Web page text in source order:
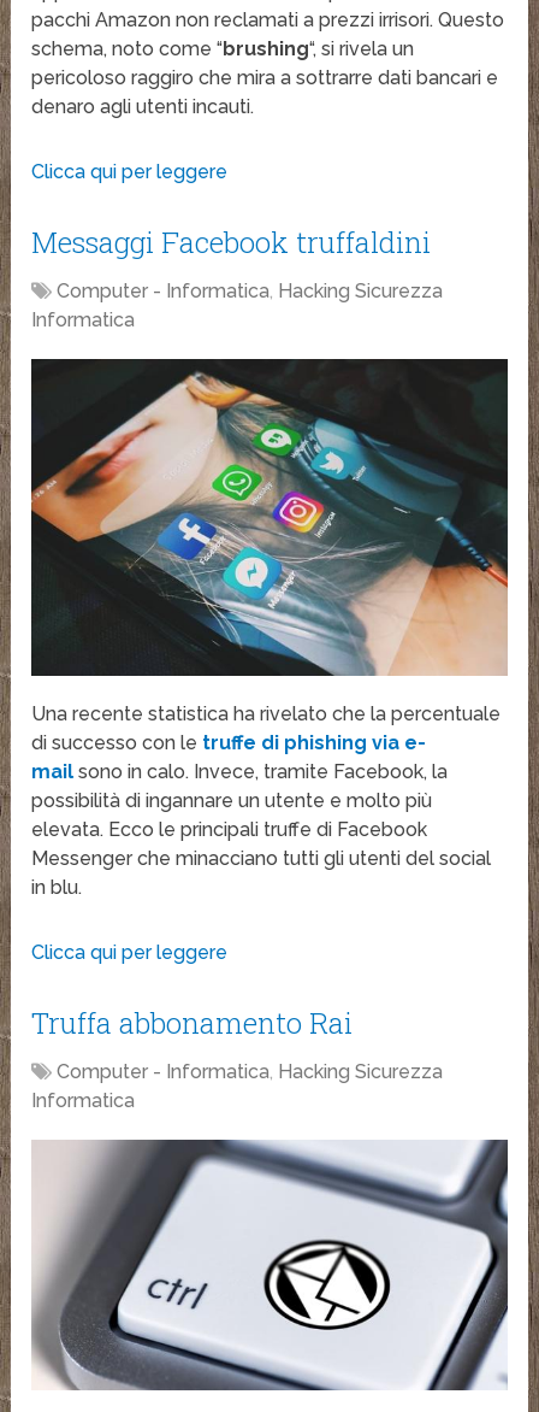
pacchi Amazon non reclamati a prezzi irrisori. Questo
schema, noto come “brushing“, si rivela un
pericoloso raggiro che mira a sottrarre dati bancari e
denaro agli utenti incauti.
Clicca qui per leggere
Messaggi Facebook truffaldini
Computer - Informatica, Hacking Sicurezza
Informatica
Una recente statistica ha rivelato che la percentuale
di successo con le truffe di phishing via e-
mail sono in calo. Invece, tramite Facebook, la
possibilità di ingannare un utente e molto più
elevata. Ecco le principali truffe di Facebook
Messenger che minacciano tutti gli utenti del social
in blu.
Clicca qui per leggere
Truffa abbonamento Rai
Computer - Informatica, Hacking Sicurezza
Informatica